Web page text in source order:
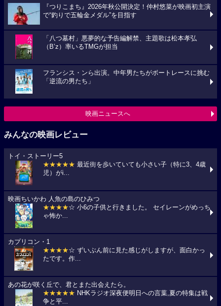
『つりこまち』2026年秋公開決定！仲村悠菜が映画初主演
で“釣りで五輪金メダル”を目指す
「八つ墓村」悪夢的な予告編解禁、主題歌は松本孝弘
（B’z）率いるTMGが担当
フランシス・ンら出演。中年男たちがボートレースに挑む
「逆流の男たち」
映画ニュースへ
みんなの映画レビュー
トイ・ストーリー5
★★★★★ 最近街を歩いていても小さい子（特に3、4歳
児）がi...
映画ちいかわ 人魚の島のひみつ
★★★★☆ 小6の子供と行きました。 セイレーンがめっち
ゃ怖か...
カプリコン・1
★★★★☆ ずいぶん前に見た感じがしますが、面白かっ
たです。作...
あの花が咲く丘で、君とまた出会えたら。
★★★★★ NHKラジオ深夜便明日への言葉,夏の特集は戦
争と平...